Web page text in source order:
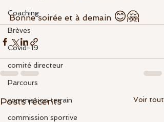
Coaching
Brèves
Covid-19
comité directeur
Parcours
commission terrain
commission sportive
Bonne soirée et à demain 😊🤗
Posts récents Voir tout